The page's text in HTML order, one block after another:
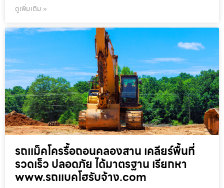
ดูเพิ่มเติม »
รถแม็คโครรื้อถอนคลองสาน เคลียร์พื้นที่
รวดเร็ว ปลอดภัย ได้มาตรฐาน เรียกหา
www.รถแบคโฮรับจ้าง.com